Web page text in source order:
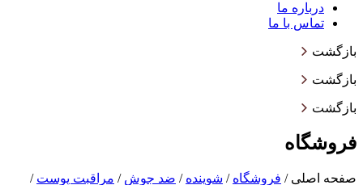
درباره ما
تماس با ما
بازگشت
بازگشت
بازگشت
فروشگاه
صفحه اصلی / فروشگاه / شوینده / ‌ضد جوش / مراقبت پوست /